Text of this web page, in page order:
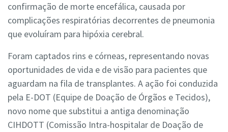
confirmação de morte encefálica, causada por
complicações respiratórias decorrentes de pneumonia
que evoluíram para hipóxia cerebral.
Foram captados rins e córneas, representando novas
oportunidades de vida e de visão para pacientes que
aguardam na fila de transplantes. A ação foi conduzida
pela E-DOT (Equipe de Doação de Órgãos e Tecidos),
novo nome que substitui a antiga denominação
CIHDOTT (Comissão Intra-hospitalar de Doação de